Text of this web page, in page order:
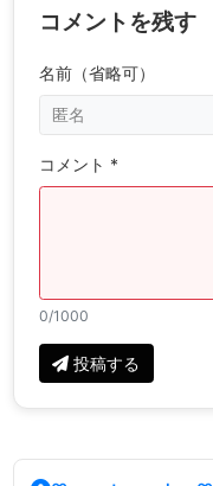
コメントを残す
名前（省略可）
コメント *
0/1000
投稿する